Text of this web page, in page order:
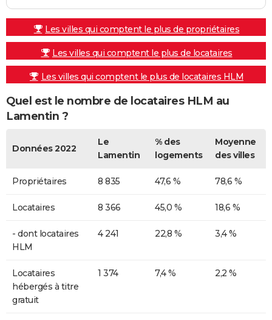
Les villes qui comptent le plus de propriétaires
Les villes qui comptent le plus de locataires
Les villes qui comptent le plus de locataires HLM
Quel est le nombre de locataires HLM au
Lamentin ?
Données 2022
Le
Lamentin
% des
logements
Moyenne
des villes
Propriétaires 8 835 47,6 % 78,6 %
Locataires 8 366 45,0 % 18,6 %
- dont locataires
HLM
4 241 22,8 % 3,4 %
Locataires
hébergés à titre
gratuit
1 374 7,4 % 2,2 %